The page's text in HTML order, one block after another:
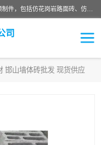
邯郸市宝满建材有限公司专业生产各种水泥预制件，包括仿花岗岩路面砖、仿花岗岩人行道砖、仿花岗岩路侧石、烧结砖、植草砖、码头砖连锁块、仿花岗岩路侧石、沙井盖、水泥盖板等各种水泥制品
司
邯山墙体砖批发 现货供应
便道砖